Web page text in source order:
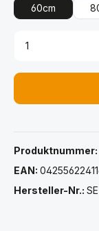
60cm
Produkt
Produktnummer:
EAN:
Hersteller-Nr.: